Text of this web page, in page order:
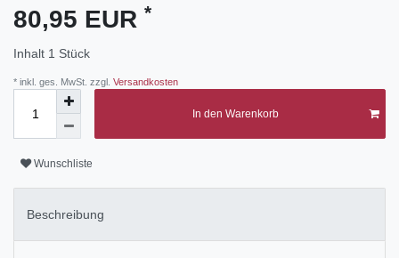
80,95 EUR *
Inhalt 1 Stück
* inkl. ges. MwSt. zzgl. Versandkosten
In den Warenkorb
Wunschliste
Beschreibung